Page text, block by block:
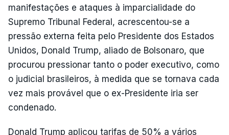
manifestações e ataques à imparcialidade do
Supremo Tribunal Federal, acrescentou-se a
pressão externa feita pelo Presidente dos Estados
Unidos, Donald Trump, aliado de Bolsonaro, que
procurou pressionar tanto o poder executivo, como
o judicial brasileiros, à medida que se tornava cada
vez mais provável que o ex-Presidente iria ser
condenado.
Donald Trump aplicou tarifas de 50% a vários